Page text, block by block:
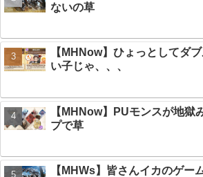
ないの草
【MHNow】ひょっとしてダ
い子じゃ、、、
【MHNow】PUモンスが地獄
プで草
【MHWs】皆さんイカのゲー